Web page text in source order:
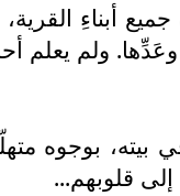
أبناءِ
ولم يعلم
في بيته،
قلوبهم...